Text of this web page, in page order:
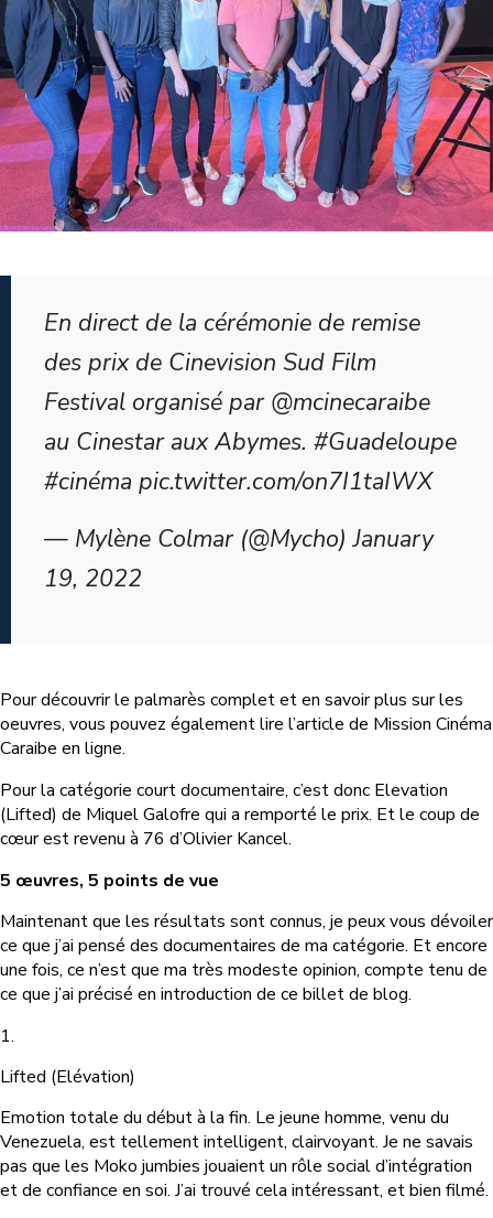
En direct de la cérémonie de remise
des prix de Cinevision Sud Film
Festival organisé par @mcinecaraibe
au Cinestar aux Abymes. #Guadeloupe
#cinéma pic.twitter.com/on7I1taIWX
— Mylène Colmar (@Mycho) January
19, 2022
Pour découvrir le palmarès complet et en savoir plus sur les
oeuvres, vous pouvez également lire l’article de Mission Cinéma
Caraibe en ligne.
Pour la catégorie court documentaire, c’est donc Elevation
(Lifted) de Miquel Galofre qui a remporté le prix. Et le coup de
cœur est revenu à 76 d’Olivier Kancel.
5 œuvres, 5 points de vue
Maintenant que les résultats sont connus, je peux vous dévoiler
ce que j’ai pensé des documentaires de ma catégorie. Et encore
une fois, ce n’est que ma très modeste opinion, compte tenu de
ce que j’ai précisé en introduction de ce billet de blog.
1.
Lifted (Elévation)
Emotion totale du début à la fin. Le jeune homme, venu du
Venezuela, est tellement intelligent, clairvoyant. Je ne savais
pas que les Moko jumbies jouaient un rôle social d’intégration
et de confiance en soi. J’ai trouvé cela intéressant, et bien filmé.